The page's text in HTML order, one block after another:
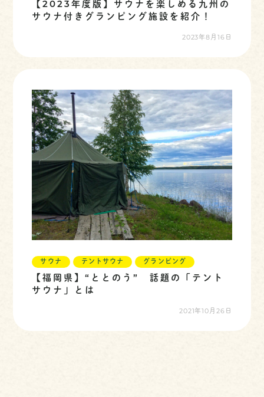
【2023年度版】サウナを楽しめる九州の
サウナ付きグランピング施設を紹介！
2023年8月16日
サウナ テントサウナ グランピング
【福岡県】“ととのう” 話題の「テント
サウナ」とは
2021年10月26日